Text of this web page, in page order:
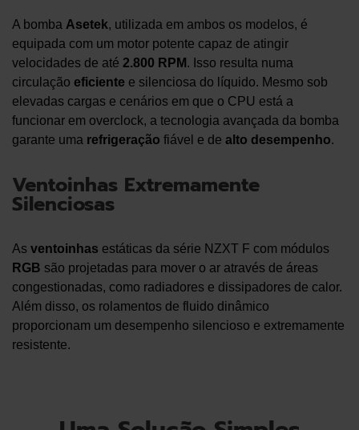
A bomba Asetek, utilizada em ambos os modelos, é
equipada com um motor potente capaz de atingir
velocidades de até 2.800 RPM . Isso resulta numa
circulação eficiente e silenciosa do líquido. Mesmo sob
elevadas cargas e cenários em que o CPU está a
funcionar em overclock, a tecnologia avançada da bomba
garante uma refrigeração fiável e de alto desempenho.
Ventoinhas Extremamente
Silenciosas
As ventoinhas estáticas da série NZXT F com módulos
RGB são projetadas para mover o ar através de áreas
congestionadas, como radiadores e dissipadores de calor.
Além disso, os rolamentos de fluido dinâmico
proporcionam um desempenho silencioso e extremamente
resistente.